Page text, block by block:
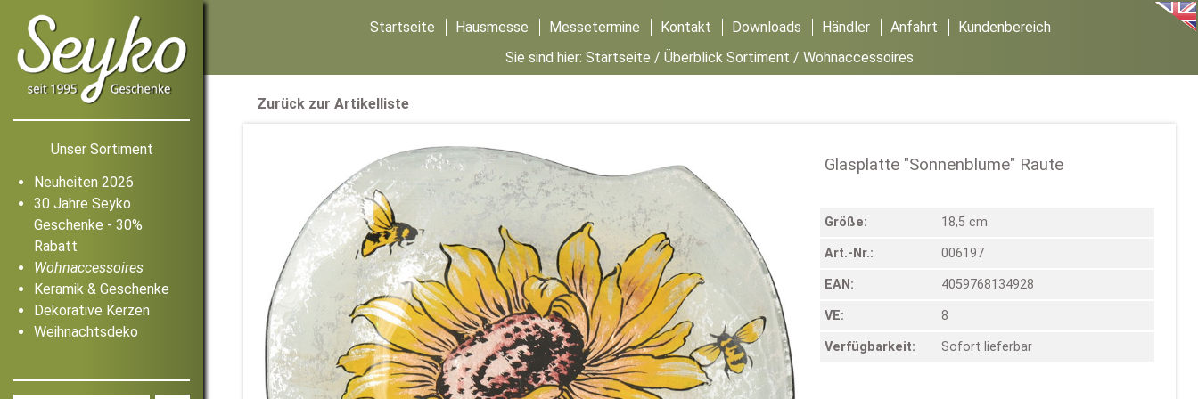
Unser Sortiment
Neuheiten 2026
30 Jahre Seyko
Geschenke - 30%
Rabatt
Wohnaccessoires
Keramik & Geschenke
Dekorative Kerzen
Weihnachtsdeko
Startseite Hausmesse Messetermine Kontakt Downloads Händler Anfahrt
Kundenbereich
Sie sind hier:Startseite /Überblick Sortiment /Wohnaccessoires
Zurück zur Artikelliste
Glasplatte "Sonnenblume" Raute
Größe: 18,5 cm
Art.-Nr.: 006197
EAN: 4059768134928
VE: 8
Verfügbarkeit: Sofort lieferbar